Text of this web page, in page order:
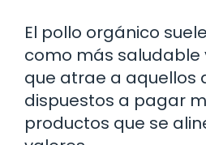
El pollo orgánico
como más saludable
que atrae a aquellos
dispuestos a pagar
productos que se